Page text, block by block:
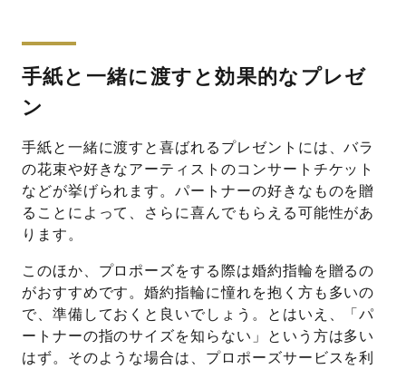
手紙と一緒に渡すと効果的なプレゼ
ン
手紙と一緒に渡すと喜ばれるプレゼントには、バラ
の花束や好きなアーティストのコンサートチケット
などが挙げられます。パートナーの好きなものを贈
ることによって、さらに喜んでもらえる可能性があ
ります。
このほか、プロポーズをする際は婚約指輪を贈るの
がおすすめです。婚約指輪に憧れを抱く方も多いの
で、準備しておくと良いでしょう。とはいえ、「パ
ートナーの指のサイズを知らない」という方は多い
はず。そのような場合は、プロポーズサービスを利